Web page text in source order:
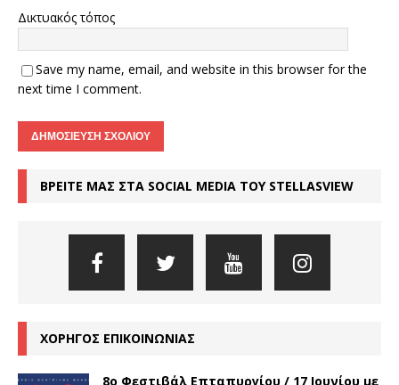
Δικτυακός τόπος
Save my name, email, and website in this browser for the
next time I comment.
ΒΡΕΙΤΕ ΜΑΣ ΣΤΑ SOCIAL MEDIA ΤΟΥ STELLASVIEW
ΧΟΡΗΓΟΣ ΕΠΙΚΟΙΝΩΝΙΑΣ
8o Φεστιβάλ Επταπυργίου / 17 Ιουνίου με